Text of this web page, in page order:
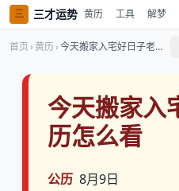
三 三才运势 黄历 工具 解梦
首页 ›黄历› 今天搬家入宅好日子老黄历怎么看
今天搬家入
历怎么看
公历 8月9日